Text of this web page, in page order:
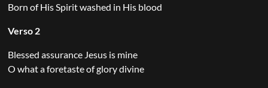
Born of His Spirit washed in His blood
Verso 2
Blessed assurance Jesus is mine
O what a foretaste of glory divine